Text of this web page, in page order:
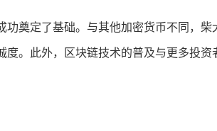
功奠定了基础。与其他加密货币不同，柴
度。此外，区块链技术的普及与更多投